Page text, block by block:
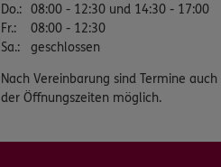
Do.: 08:00 - 12:30 und 14:30 - 17:00
Fr.:
08:00 - 12:30
Sa.: geschlossen
Nach Vereinbarung sind Termine
der Öffnungszeiten möglich.